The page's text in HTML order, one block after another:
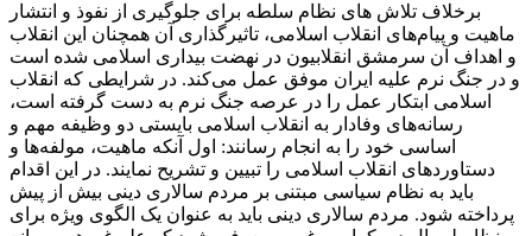
برخلاف تلاش های نظام سلطه برای جلوگیری از نفوذ و انتشار
ماهیت و پیام‌های انقلاب اسلامی، تاثیرگذاری آن همچنان این انقلاب
و اهداف آن سرمشق انقلابیون در نهضت بیداری اسلامی شده است
و در جنگ نرم علیه ایران موفق عمل می‌کند. در شرایطی که انقلاب
اسلامی ابتکار عمل را در عرصه جنگ نرم به دست گرفته است،
رسانه‌های وفادار به انقلاب اسلامی بایستی دو وظیفه مهم و
اساسی خود را به انجام رسانند: اول آنکه ماهیت، مولفه‌ها و
دستاوردهای انقلاب اسلامی را تبیین و تشریح نمایند. در این اقدام
باید به نظام سیاسی مبتنی بر مردم سالاری دینی بیش از پیش
پرداخته شود. مردم سالاری دینی باید به عنوان یک الگوی ویژه برای